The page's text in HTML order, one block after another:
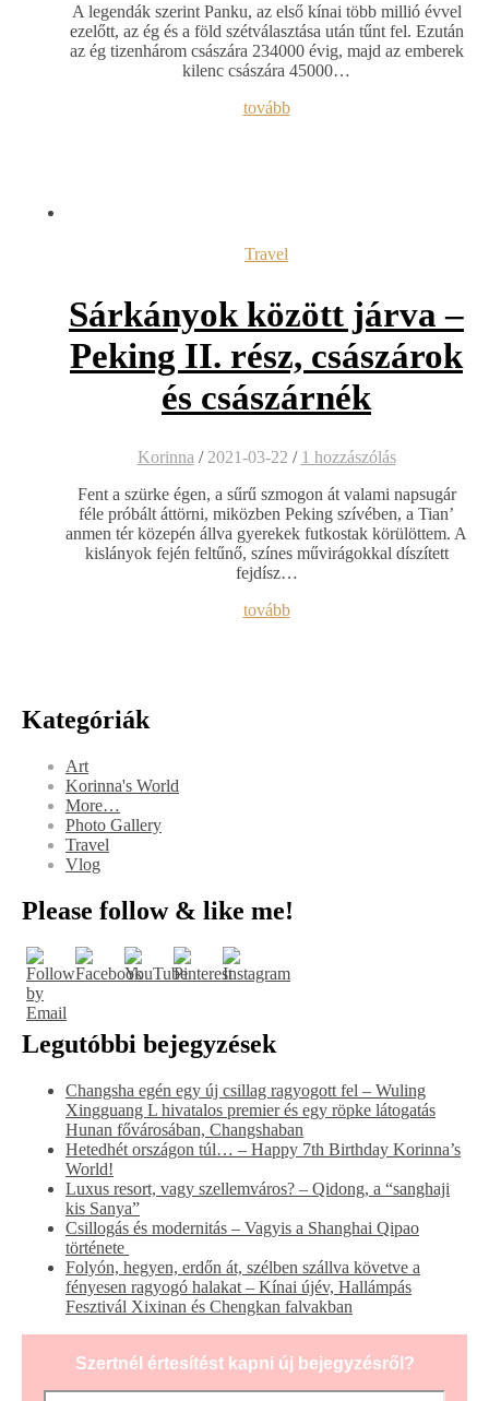
A legendák szerint Panku, az első kínai több millió évvel
ezelőtt, az ég és a föld szétválasztása után tűnt fel. Ezután
az ég tizenhárom császára 234000 évig, majd az emberek
kilenc császára 45000…
tovább
Travel
Sárkányok között járva –
Peking II. rész, császárok
és császárnék
Korinna / 2021-03-22 / 1 hozzászólás
Fent a szürke égen, a sűrű szmogon át valami napsugár
féle próbált áttörni, miközben Peking szívében, a Tian’
anmen tér közepén állva gyerekek futkostak körülöttem. A
kislányok fején feltűnő, színes művirágokkal díszített
fejdísz…
tovább
Kategóriák
Art
Korinna's World
More…
Photo Gallery
Travel
Vlog
Please follow & like me!
Legutóbbi bejegyzések
Changsha egén egy új csillag ragyogott fel – Wuling
Xingguang L hivatalos premier és egy röpke látogatás
Hunan fővárosában, Changshaban
Hetedhét országon túl… – Happy 7th Birthday Korinna’s
World!
Luxus resort, vagy szellemváros? – Qidong, a “sanghaji
kis Sanya”
Csillogás és modernitás – Vagyis a Shanghai Qipao
története
Folyón, hegyen, erdőn át, szélben szállva követve a
fényesen ragyogó halakat – Kínai újév, Hallámpás
Fesztivál Xixinan és Chengkan falvakban
Szertnél értesítést kapni új bejegyzésről?